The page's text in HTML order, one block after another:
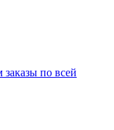
по всей